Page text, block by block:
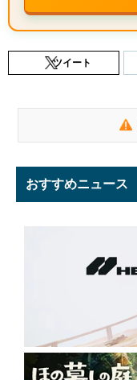
ツイート
おすすめニュース